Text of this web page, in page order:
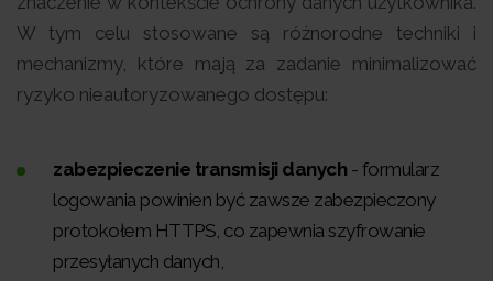
W tym celu stosowane są różnorodne techniki i
mechanizmy, które mają za zadanie minimalizować
ryzyko nieautoryzowanego dostępu:
zabezpieczenie transmisji danych - formularz
logowania powinien być zawsze zabezpieczony
protokołem HTTPS, co zapewnia szyfrowanie
przesyłanych danych,